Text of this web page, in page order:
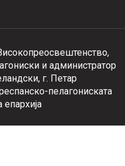
и администратор
г. Петар
пелагониската